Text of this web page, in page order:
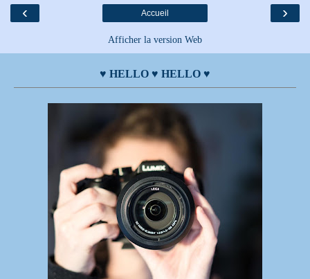
‹ ›
Accueil
Afficher la version Web
♥ HELLO ♥ HELLO ♥